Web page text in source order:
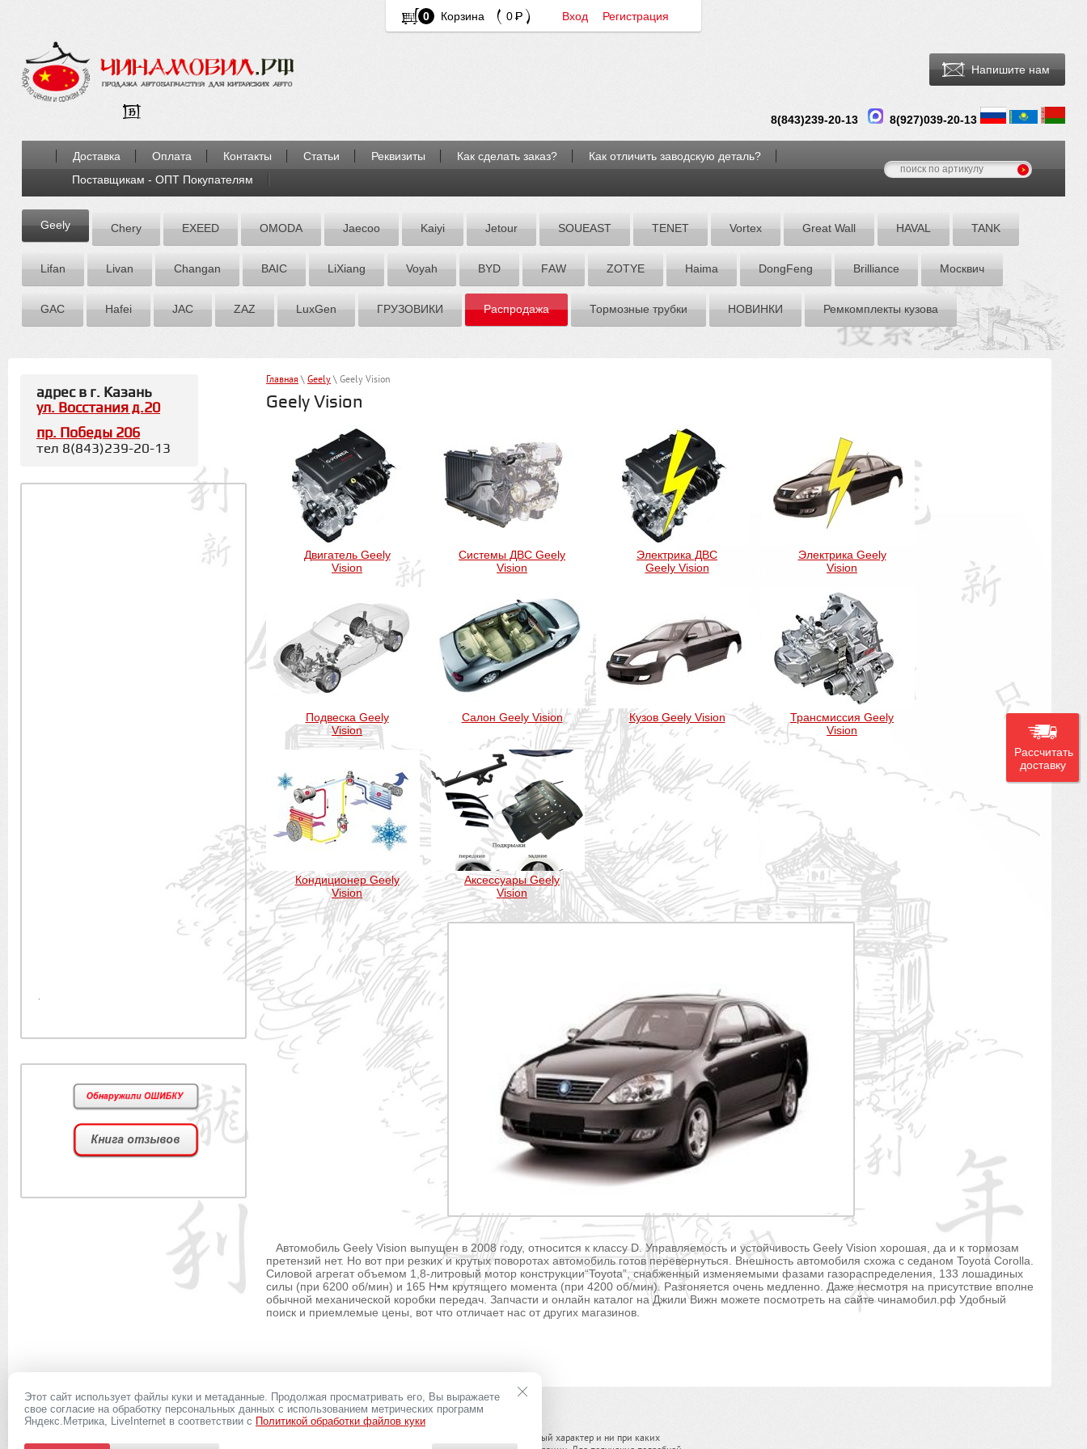
0 Корзина 0 Вход Регистрация
Напишите нам
8(843)239-20-13 8(927)039-20-13
Доставка Оплата Контакты Статьи Реквизиты Как сделать заказ?
Как отличить заводскую деталь?
Поставщикам - ОПТ Покупателям
Geely Chery EXEED OMODA Jaecoo Kaiyi Jetour SOUEAST TENET Vortex Great Wall HAVAL TANK
Lifan Livan Chаngаn BAIC LiXiang Voyah BYD FАW ZOTYE Hаimа DоngFeng Brilliance Москвич
GAC Hafei JAC ZАZ LuxGen ГРУЗОВИКИ Распродажа Тормозные трубки НОВИНКИ Ремкомплекты кузова
Главная \ Geely \ Geely Vision
Geely Vision
Двигатель Geely
Vision
Системы ДВС Geely
Vision
Электрика ДВС
Geely Vision
Электрика Geely
Vision
Подвеска Geely
Vision
Салон Geely Vision Кузов Geely Vision
Трансмиссия Geely
Vision
Кондиционер Geely
Vision
Аксессуары Geely
Vision
Автомобиль Geely Vision выпущен в 2008 году, относится к классу D. Управляемость и устойчивость Geely Vision хорошая, да и к тормозам
претензий нет. Но вот при резких и крутых поворотах автомобиль готов перевернуться. Внешность автомобиля схожа с седаном Toyota Corolla.
Силовой агрегат объемом 1,8-литровый мотор конструкции“Toyota”, снабженный изменяемыми фазами газораспределения, 133 лошадиных
силы (при 6200 об/мин) и 165 Н•м крутящего момента (при 4200 об/мин). Разгоняется очень медленно. Даже несмотря на присутствие вполне
обычной механической коробки передач. Запчасти и онлайн каталог на Джили Вижн можете посмотреть на сайте чинамобил.рф Удобный
поиск и приемлемые цены, вот что отличает нас от других магазинов.
адрес в г. Казань
ул. Восстания д.20
пр. Победы 206
тел 8(843)239-20-13
.
8(927)039-20-13
Вся представленная на сайте информация, касающаяся запасных частей, дополнительного оборудования носит информационный характер и ни при каких
Этот сайт использует файлы куки и метаданные. Продолжая просматривать его, Вы выражаете
свое согласие на обработку персональных данных с использованием метрических программ
Яндекс.Метрика, LiveInternet в соответствии с Политикой обработки файлов куки
Рассчитать
доставку